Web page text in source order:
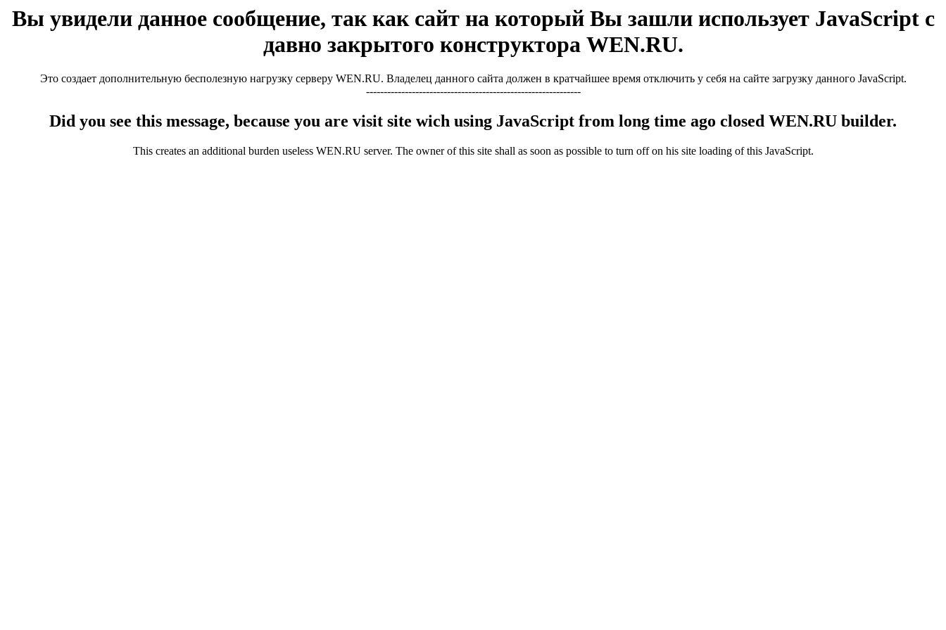
Вы увидели данное сообщение, так как сайт на который Вы зашли использует JavaScript с
давно закрытого конструктора WEN.RU.
Это создает дополнительную бесполезную нагрузку серверу WEN.RU. Владелец данного сайта должен в кратчайшее время отключить у себя на сайте загрузку данного JavaScript.
-------------------------------------------------------------
Did you see this message, because you are visit site wich using JavaScript from long time ago closed WEN.RU builder.
This creates an additional burden useless WEN.RU server. The owner of this site shall as soon as possible to turn off on his site loading of this JavaScript.